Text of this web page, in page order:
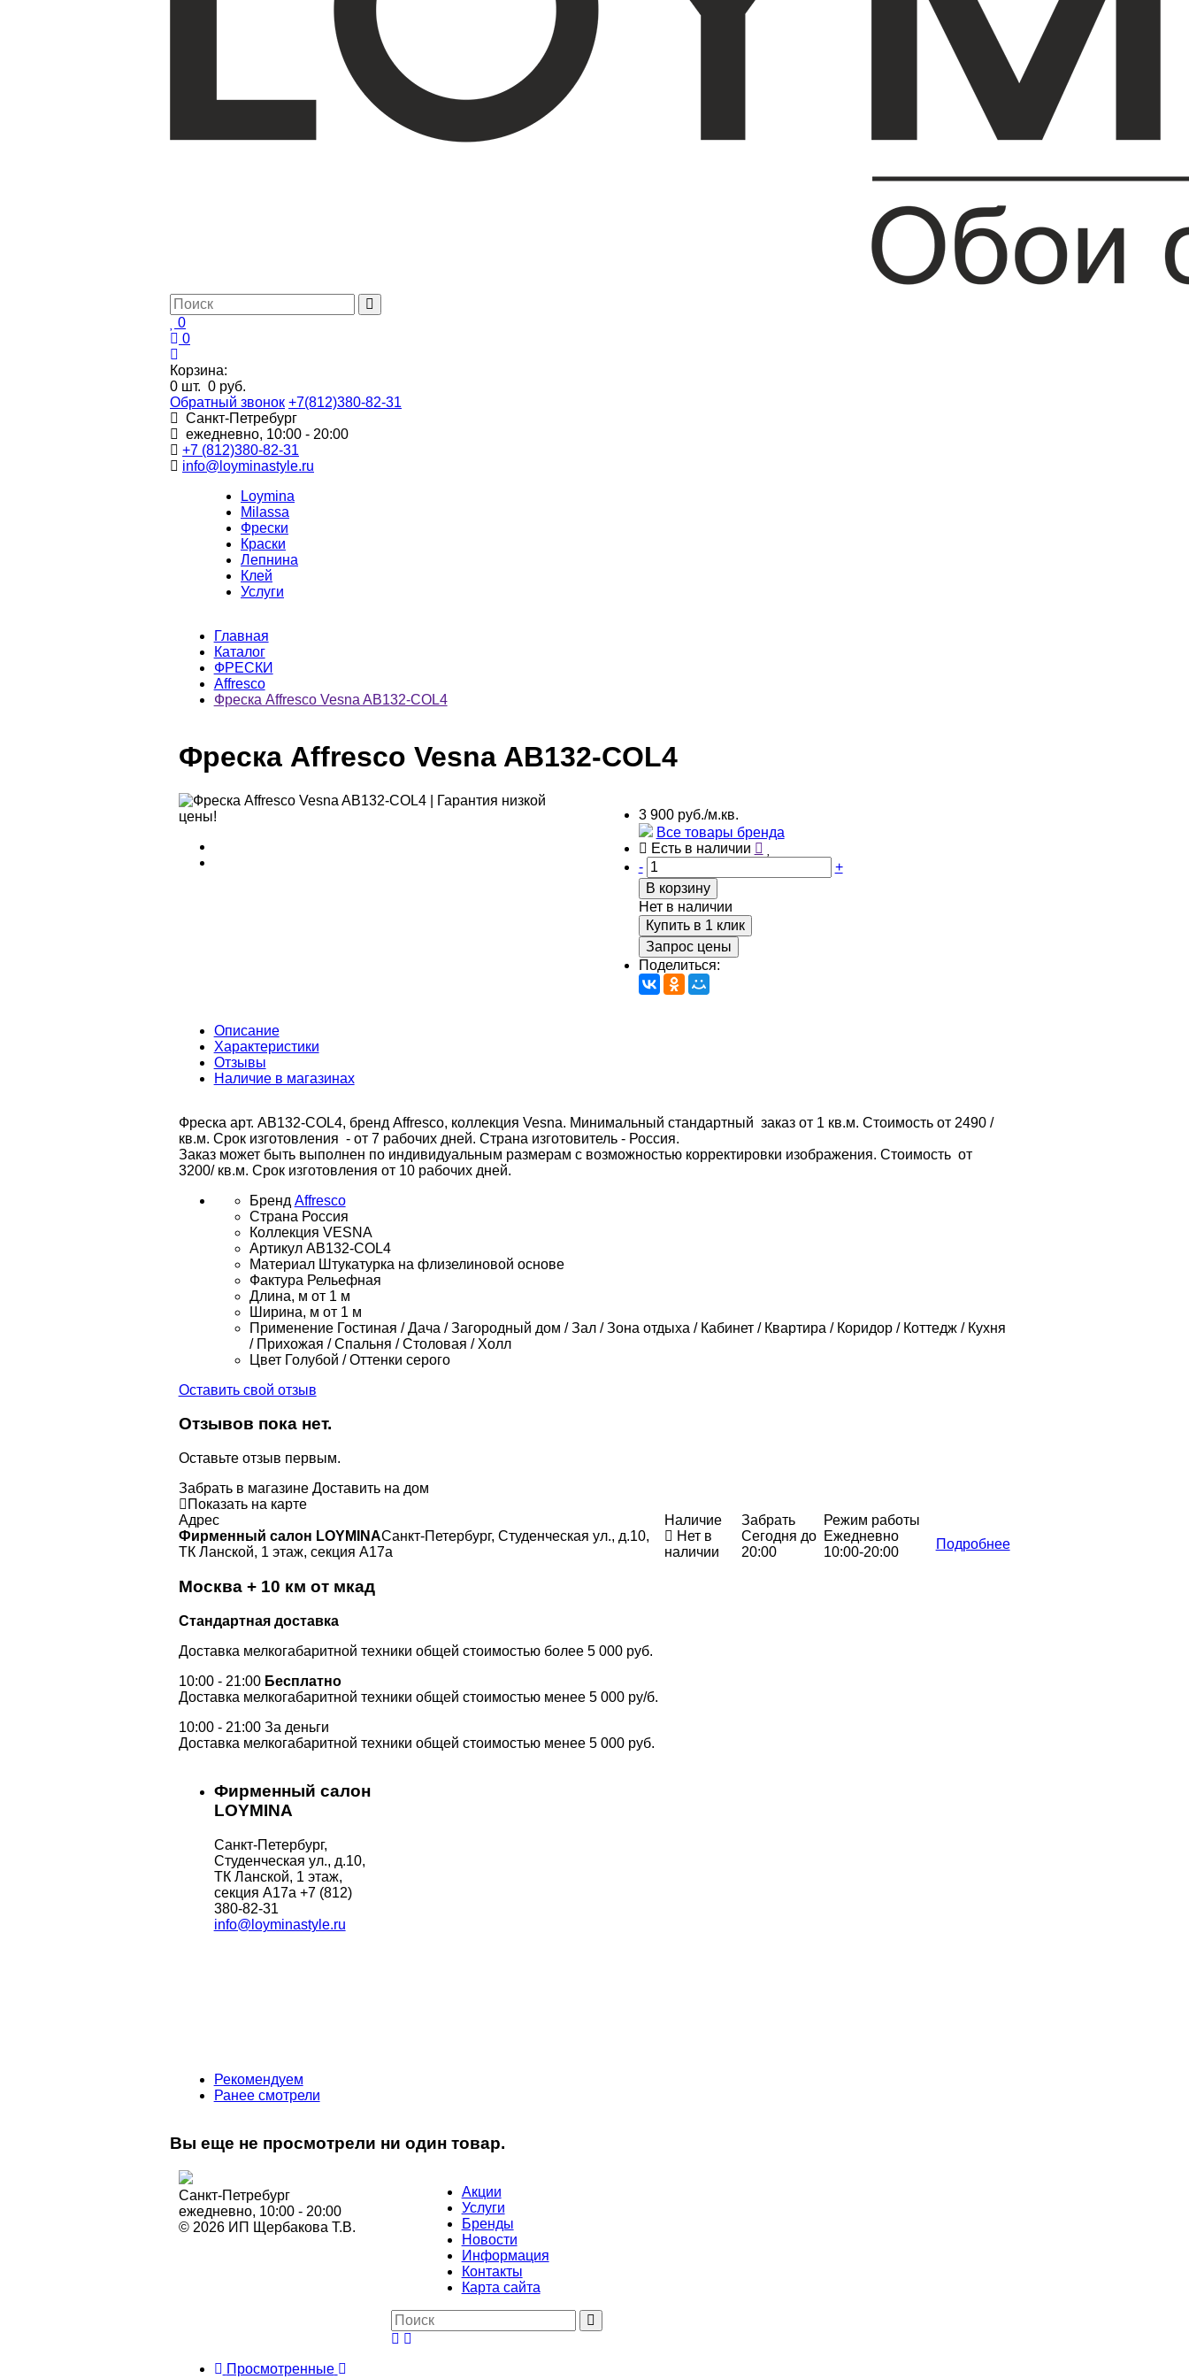
0
0
Корзина:
0 шт. 0 руб.
Обратный звонок +7(812)380-82-31
Санкт-Петребург
ежедневно, 10:00 - 20:00
+7 (812)380-82-31
info@loyminastyle.ru
Loymina
Milassa
Фрески
Краски
Лепнина
Клей
Услуги
Главная
Каталог
ФРЕСКИ
Affresco
Фреска Affresco Vesna AB132-COL4
Фреска Affresco Vesna AB132-COL4
3 900 руб./м.кв.
Все товары бренда
Есть в наличии
-
+
В корзину
Нет в наличии
Купить в 1 клик
Запрос цены
Поделиться:
Описание
Характеристики
Отзывы
Наличие в магазинах
Фреска арт. AB132-COL4, бренд Affresco, коллекция Vesna. Минимальный стандартный заказ от 1 кв.м. Стоимость от 2490 /
кв.м. Срок изготовления - от 7 рабочих дней. Страна изготовитель - Россия.
Заказ может быть выполнен по индивидуальным размерам с возможностью корректировки изображения. Стоимость от
3200/ кв.м. Срок изготовления от 10 рабочих дней.
Бренд Affresco
Страна Россия
Коллекция VESNA
Артикул AB132-COL4
Материал Штукатурка на флизелиновой основе
Фактура Рельефная
Длина, м от 1 м
Ширина, м от 1 м
Применение Гостиная / Дача / Загородный дом / Зал / Зона отдыха / Кабинет / Квартира / Коридор / Коттедж / Кухня
/ Прихожая / Спальня / Столовая / Холл
Цвет Голубой / Оттенки серого
Оставить свой отзыв
Отзывов пока нет.
Оставьте отзыв первым.
Забрать в магазине Доставить на дом
Показать на карте
Адрес
Наличие Забрать
Режим работы
Фирменный салон LOYMINAСанкт-Петербург, Студенческая ул., д.10,
ТК Ланской, 1 этаж, секция А17а
Нет в
наличии
Сегодня до
20:00
Ежедневно
10:00-20:00
Подробнее
Москва + 10 км от мкад
Стандартная доставка
Доставка мелкогабаритной техники общей стоимостью более 5 000 руб.
10:00 - 21:00 Бесплатно
Доставка мелкогабаритной техники общей стоимостью менее 5 000 ру/б.
10:00 - 21:00 За деньги
Доставка мелкогабаритной техники общей стоимостью менее 5 000 руб.
Фирменный салон
LOYMINA
Санкт-Петербург,
Студенческая ул., д.10,
ТК Ланской, 1 этаж,
секция А17а +7 (812)
380-82-31
info@loyminastyle.ru
Рекомендуем
Ранее смотрели
Вы еще не просмотрели ни один товар.
Санкт-Петребург
ежедневно, 10:00 - 20:00
© 2026 ИП Щербакова Т.В.
Акции
Услуги
Бренды
Новости
Информация
Контакты
Карта сайта
Просмотренные